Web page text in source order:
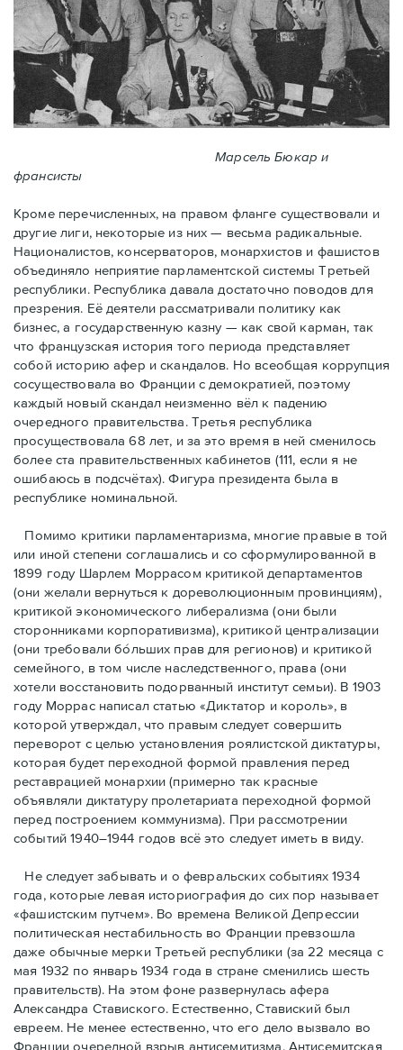
Марсель Бюкар и
франсисты
Кроме перечисленных, на правом фланге существовали и
другие лиги, некоторые из них — весьма радикальные.
Националистов, консерваторов, монархистов и фашистов
объединяло неприятие парламентской системы Третьей
республики. Республика давала достаточно поводов для
презрения. Её деятели рассматривали политику как
бизнес, а государственную казну — как свой карман, так
что французская история того периода представляет
собой историю афер и скандалов. Но всеобщая коррупция
сосуществовала во Франции с демократией, поэтому
каждый новый скандал неизменно вёл к падению
очередного правительства. Третья республика
просуществовала 68 лет, и за это время в ней сменилось
более ста правительственных кабинетов (111, если я не
ошибаюсь в подсчётах). Фигура президента была в
республике номинальной.
Помимо критики парламентаризма, многие правые в той
или иной степени соглашались и со сформулированной в
1899 году Шарлем Моррасом критикой департаментов
(они желали вернуться к дореволюционным провинциям),
критикой экономического либерализма (они были
сторонниками корпоративизма), критикой централизации
(они требовали бóльших прав для регионов) и критикой
семейного, в том числе наследственного, права (они
хотели восстановить подорванный институт семьи). В 1903
году Моррас написал статью «Диктатор и король», в
которой утверждал, что правым следует совершить
переворот с целью установления роялистской диктатуры,
которая будет переходной формой правления перед
реставрацией монархии (примерно так красные
объявляли диктатуру пролетариата переходной формой
перед построением коммунизма). При рассмотрении
событий 1940–1944 годов всё это следует иметь в виду.
Не следует забывать и о февральских событиях 1934
года, которые левая историография до сих пор называет
«фашистским путчем». Во времена Великой Депрессии
политическая нестабильность во Франции превзошла
даже обычные мерки Третьей республики (за 22 месяца с
мая 1932 по январь 1934 года в стране сменились шесть
правительств). На этом фоне развернулась афера
Александра Ставиского. Естественно, Ставиский был
евреем. Не менее естественно, что его дело вызвало во
Франции очередной взрыв антисемитизма. Антисемитская